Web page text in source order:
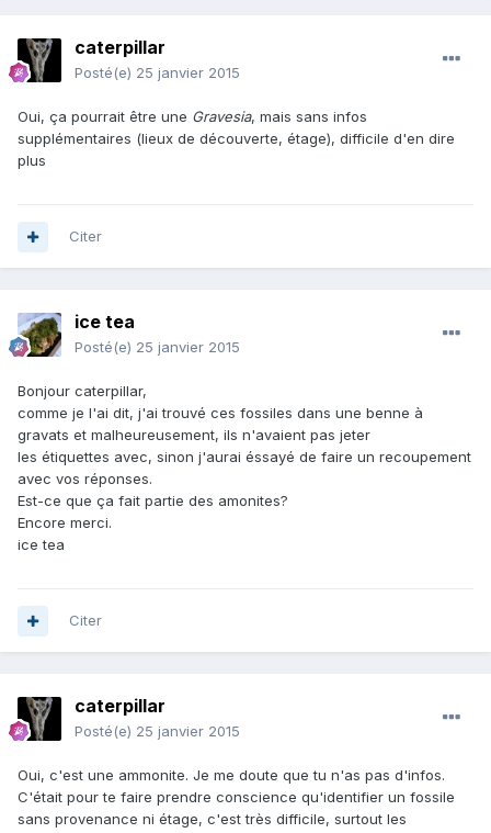
caterpillar
Posté(e) 25 janvier 2015
Oui, ça pourrait être une Gravesia, mais sans infos
supplémentaires (lieux de découverte, étage), difficile d'en dire
plus
Citer
ice tea
Posté(e) 25 janvier 2015
Bonjour caterpillar,
comme je l'ai dit, j'ai trouvé ces fossiles dans une benne à
gravats et malheureusement, ils n'avaient pas jeter
les étiquettes avec, sinon j'aurai éssayé de faire un recoupement
avec vos réponses.
Est-ce que ça fait partie des amonites?
Encore merci.
ice tea
Citer
caterpillar
Posté(e) 25 janvier 2015
Oui, c'est une ammonite. Je me doute que tu n'as pas d'infos.
C'était pour te faire prendre conscience qu'identifier un fossile
sans provenance ni étage, c'est très difficile, surtout les